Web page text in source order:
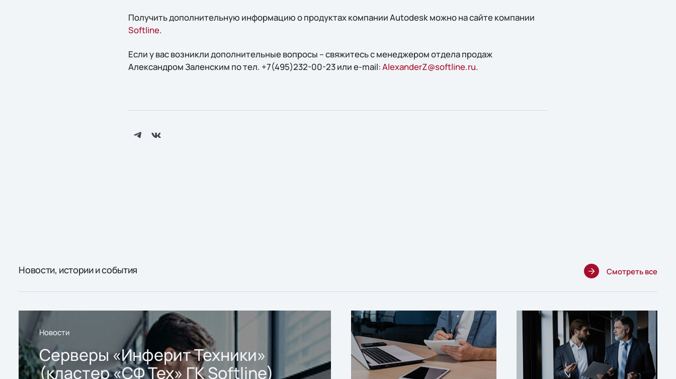
Получить дополнительную информацию о продуктах компании Autodesk можно на сайте компании
Softline.
Если у вас возникли дополнительные вопросы – свяжитесь с менеджером отдела продаж
Александром Заленским по тел. +7(495)232-00-23 или e-mail:AlexanderZ@softline.ru.
Новости, истории и события Смотреть все
Новости
Серверы «Инферит Техники»
(кластер «СФ Тех» ГК Softline)